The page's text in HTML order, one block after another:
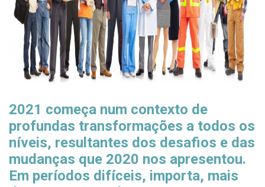
2021 começa num contexto de
profundas transformações a todos os
níveis, resultantes dos desafios e das
mudanças que 2020 nos apresentou.
Em períodos difíceis, importa, mais